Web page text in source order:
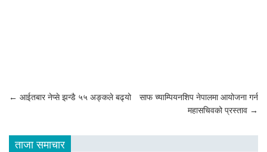
Post
← आईतबार नेप्से झन्डै ५५ अङ्कले बढ्यो
साफ च्याम्पियनशिप नेपालमा आयोजना गर्न
महासचिवको प्रस्ताव →
ताजा समाचार